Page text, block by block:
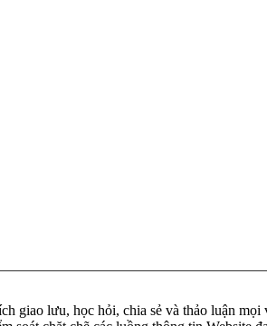
lưu, học hỏi, chia sẻ và thảo luận mọi